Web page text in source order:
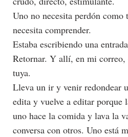
Uno no necesita perdón como
necesita comprender.
Estaba escribiendo una
Retornar. Y allí, en mi correo,
tuya.
Lleva un ir y venir redondear
edita y vuelve a editar porque
uno hace la comida y lava la
conversa con otros. Uno está